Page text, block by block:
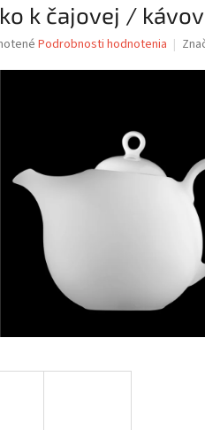
k čajovej /
Podrobnosti hodnotenia